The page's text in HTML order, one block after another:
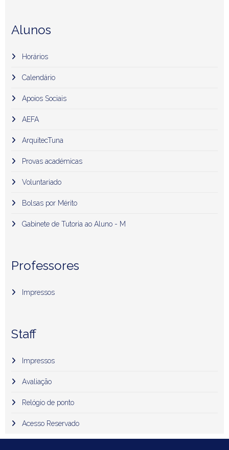
Alunos
Horários
Calendário
Apoios Sociais
AEFA
ArquitecTuna
Provas académicas
Voluntariado
Bolsas por Mérito
Gabinete de Tutoria ao Aluno - M
Professores
Impressos
Staff
Impressos
Avaliação
Relógio de ponto
Acesso Reservado